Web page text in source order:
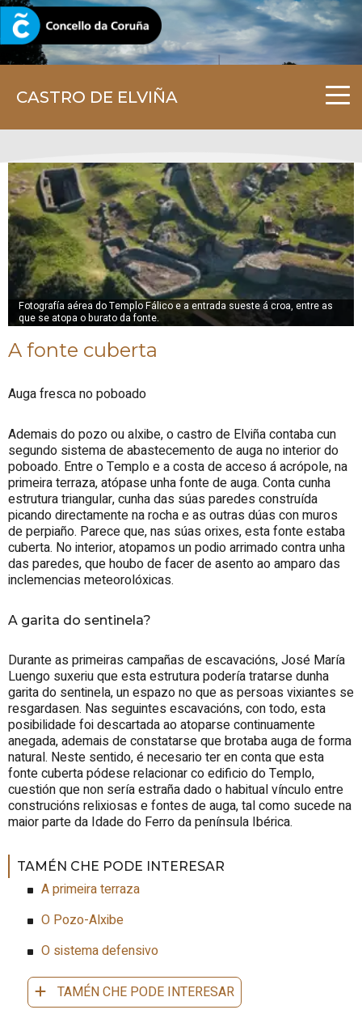
CASTRO DE ELVIÑA
CORUNA.GAL
Fotografía aérea do Templo Fálico e a entrada sueste á croa, entre as
que se atopa o burato da fonte.
A fonte cuberta
Auga fresca no poboado
Ademais do pozo ou alxibe, o castro de Elviña contaba cun
segundo sistema de abastecemento de auga no interior do
poboado. Entre o Templo e a costa de acceso á acrópole, na
primeira terraza, atópase unha fonte de auga. Conta cunha
estrutura triangular, cunha das súas paredes construída
picando directamente na rocha e as outras dúas con muros
de perpiaño. Parece que, nas súas orixes, esta fonte estaba
cuberta. No interior, atopamos un podio arrimado contra unha
das paredes, que houbo de facer de asento ao amparo das
inclemencias meteorolóxicas.
A garita do sentinela?
Durante as primeiras campañas de escavacións, José María
Luengo suxeriu que esta estrutura podería tratarse dunha
garita do sentinela, un espazo no que as persoas vixiantes se
resgardasen. Nas seguintes escavacións, con todo, esta
posibilidade foi descartada ao atoparse continuamente
anegada, ademais de constatarse que brotaba auga de forma
natural. Neste sentido, é necesario ter en conta que esta
fonte cuberta pódese relacionar co edificio do Templo,
cuestión que non sería estraña dado o habitual vínculo entre
construcións relixiosas e fontes de auga, tal como sucede na
maior parte da Idade do Ferro da península Ibérica.
TAMÉN CHE PODE INTERESAR
A primeira terraza
O Pozo-Alxibe
O sistema defensivo
TAMÉN CHE PODE INTERESAR